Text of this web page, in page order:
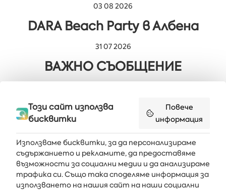
03 08 2026
DARA Beach Party в Албена
31 07 2026
ВАЖНО СЪОБЩЕНИЕ
Мюзикълът „Милион мечти“ в
Получавайте последните новини и оферти направо във
вашата пощенска кутия
Този сайт използва
бисквитки
Повече
информация
Използваме бисквитки, за да персонализираме
съдържанието и рекламите, да предоставяме
възможности за социални медии и да анализираме
трафика си. Също така споделяме информация за
използването на нашия сайт на наши социални